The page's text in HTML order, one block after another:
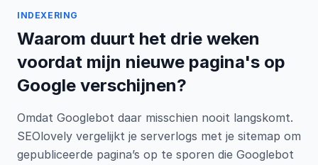
INDEXERING
Waarom duurt het drie weken
voordat mijn nieuwe pagina's op
Google verschijnen?
Omdat Googlebot daar misschien nooit langskomt.
SEOlovely vergelijkt je serverlogs met je sitemap om
gepubliceerde pagina’s op te sporen die Googlebot